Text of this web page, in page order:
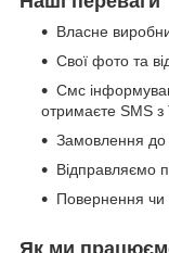
Власне
Свої фото та
Смс
отримаєте SMS
Замовлення
Відправляємо
Повернення чи